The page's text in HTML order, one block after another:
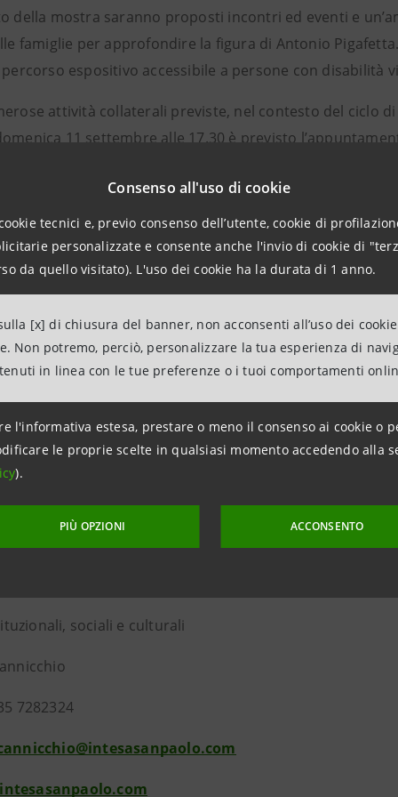
Consenso all'uso di cookie
tecnici e, previo consenso dell’utente, cookie di
personalizzate e consente anche l'invio di cookie di
da quello visitato). L'uso dei cookie ha la durata di 1 anno.
[x] di chiusura del banner, non acconsenti all’uso dei
Non potremo, perciò, personalizzare la tua esperienza di
in linea con le tue preferenze o i tuoi comportamenti
l'informativa estesa, prestare o meno il consenso ai cookie o
le proprie scelte in qualsiasi momento accedendo alla
).
PIÙ OPZIONI ACCONSENTO
della mostra saranno proposti incontri ed eventi e
famiglie per approfondire la figura di Antonio
espositivo accessibile a persone con disabilità
attività collaterali previste, nel contesto del ciclo
11 settembre alle 17.30 è previsto
Bucchi, sociologo e scrittore e Arturo Stàlteri,
il compositore ha realizzato un brano musicale
dei visitatori della mostra, scaricabile tramite
del giorno di inaugurazione della mostra, il 6
al
della mostra è realizzato da Edizioni Gallerie d’Italia |
Vicenza, insieme a quelli di Milano, Napoli e Torino, è
guidato da Michele Coppola, Executive Director
PER LA STAMPA
sociali e culturali
7282324